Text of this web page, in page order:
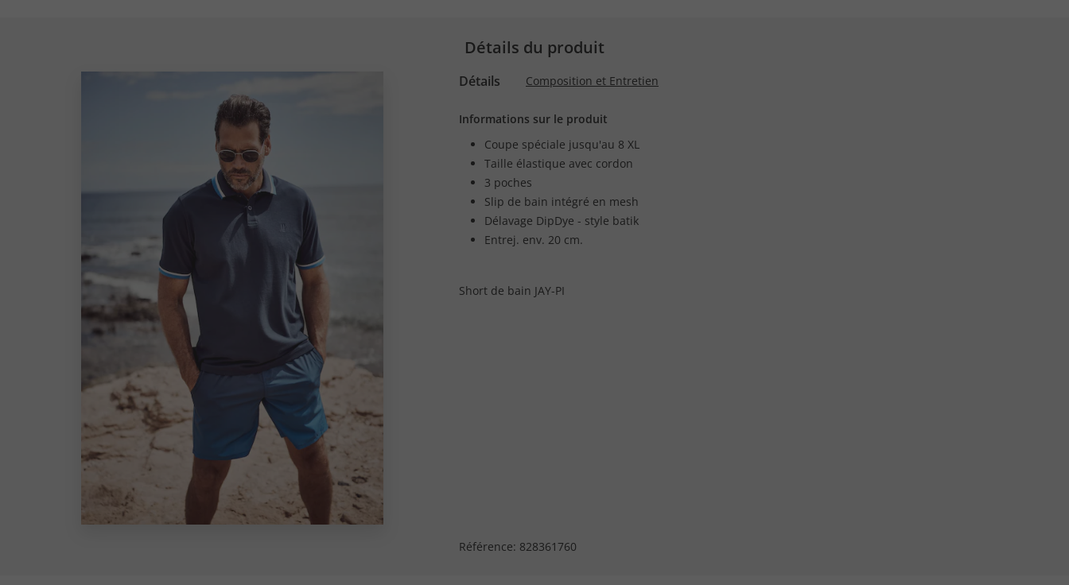
Détails du produit
Détails Composition et Entretien
Informations sur le produit
Coupe spéciale jusqu'au 8 XL
Taille élastique avec cordon
3 poches
Slip de bain intégré en mesh
Délavage DipDye - style batik
Entrej. env. 20 cm.
Short de bain JAY-PI
Référence: 828361760